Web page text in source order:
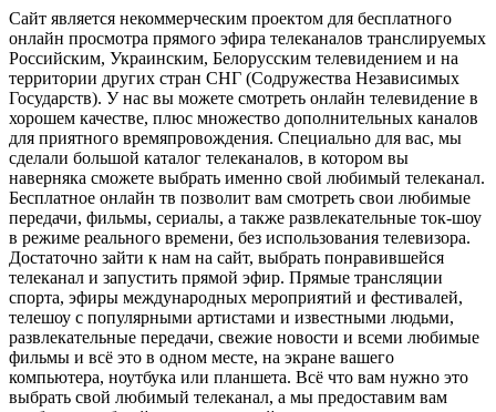
Сайт является некоммерческим проектом для бесплатного
онлайн просмотра прямого эфира телеканалов транслируемых
Российским, Украинским, Белорусским телевидением и на
территории других стран СНГ (Содружества Независимых
Государств). У нас вы можете смотреть онлайн телевидение в
хорошем качестве, плюс множество дополнительных каналов
для приятного времяпровождения. Специально для вас, мы
сделали большой каталог телеканалов, в котором вы
наверняка сможете выбрать именно свой любимый телеканал.
Бесплатное онлайн тв позволит вам смотреть свои любимые
передачи, фильмы, сериалы, а также развлекательные ток-шоу
в режиме реального времени, без использования телевизора.
Достаточно зайти к нам на сайт, выбрать понравившейся
телеканал и запустить прямой эфир. Прямые трансляции
спорта, эфиры международных мероприятий и фестивалей,
телешоу с популярными артистами и известными людьми,
развлекательные передачи, свежие новости и всеми любимые
фильмы и всё это в одном месте, на экране вашего
компьютера, ноутбука или планшета. Всё что вам нужно это
выбрать свой любимый телеканал, а мы предоставим вам